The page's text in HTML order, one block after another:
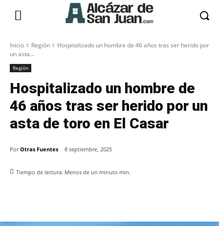
Inicio Región
Hospitalizado un hombre de 46 años tras ser herido por
un asta...
Región
Hospitalizado un hombre de
46 años tras ser herido por un
asta de toro en El Casar
Por Otras Fuentes 8 septiembre, 2025
Tiempo de lectura: Menos de un minuto min.